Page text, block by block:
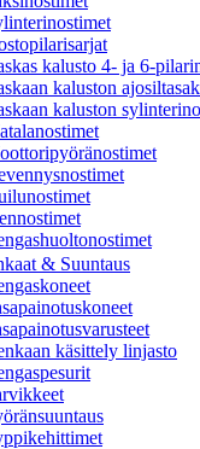
kalusto 4- ja 6-
kaluston
kaluston
& Suuntaus
käsittely linjasto